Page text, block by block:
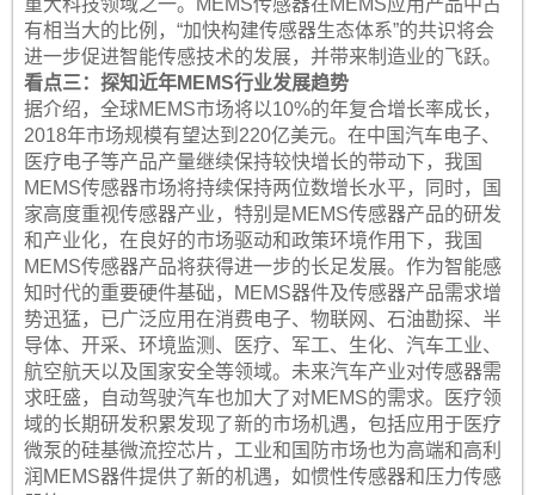
重大科技领域之一。MEMS传感器在MEMS应用产品中占
有相当大的比例，“加快构建传感器生态体系”的共识将会
进一步促进智能传感技术的发展，并带来制造业的飞跃。
看点三：探知近年MEMS行业发展趋势
据介绍，全球MEMS市场将以10%的年复合增长率成长，
2018年市场规模有望达到220亿美元。在中国汽车电子、
医疗电子等产品产量继续保持较快增长的带动下，我国
MEMS传感器市场将持续保持两位数增长水平，同时，国
家高度重视传感器产业，特别是MEMS传感器产品的研发
和产业化，在良好的市场驱动和政策环境作用下，我国
MEMS传感器产品将获得进一步的长足发展。作为智能感
知时代的重要硬件基础，MEMS器件及传感器产品需求增
势迅猛，已广泛应用在消费电子、物联网、石油勘探、半
导体、开采、环境监测、医疗、军工、生化、汽车工业、
航空航天以及国家安全等领域。未来汽车产业对传感器需
求旺盛，自动驾驶汽车也加大了对MEMS的需求。医疗领
域的长期研发积累发现了新的市场机遇，包括应用于医疗
微泵的硅基微流控芯片，工业和国防市场也为高端和高利
润MEMS器件提供了新的机遇，如惯性传感器和压力传感